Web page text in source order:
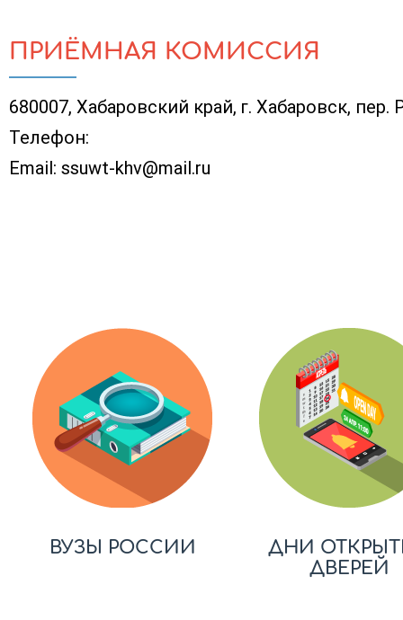
ПРИЁМНАЯ КОМИССИЯ
680007, Хабаровский край, г. Хабаровск,
Телефон:
Email: ssuwt-khv@mail.ru
ВУЗЫ РОССИИ
ДНИ
ДВЕРЕЙ